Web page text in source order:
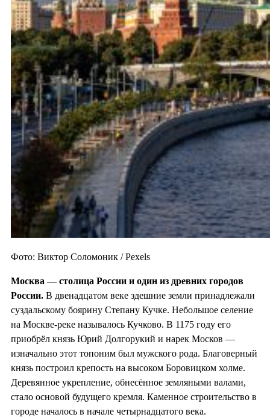
Фото: Виктор Соломоник / Pexels
Москва — столица России и один из древних городов
России. В двенадцатом веке здешние земли принадлежали
суздальскому боярину Степану Кучке. Небольшое селение
на Москве-реке называлось Кучково. В 1175 году его
приобрёл князь Юрий Долгорукий и нарек Москов —
изначально этот топоним был мужского рода. Благоверный
князь построил крепость на высоком Боровицком холме.
Деревянное укрепление, обнесённое земляными валами,
стало основой будущего кремля. Каменное строительство в
городе началось в начале четырнадцатого века.